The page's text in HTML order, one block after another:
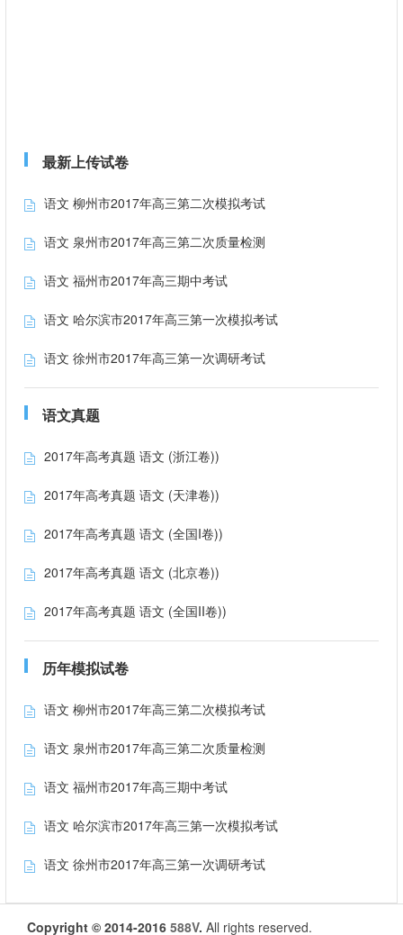
最新上传试卷
语文 柳州市2017年高三第二次模拟考试
语文 泉州市2017年高三第二次质量检测
语文 福州市2017年高三期中考试
语文 哈尔滨市2017年高三第一次模拟考试
语文 徐州市2017年高三第一次调研考试
语文真题
2017年高考真题 语文 (浙江卷))
2017年高考真题 语文 (天津卷))
2017年高考真题 语文 (全国I卷))
2017年高考真题 语文 (北京卷))
2017年高考真题 语文 (全国II卷))
历年模拟试卷
语文 柳州市2017年高三第二次模拟考试
语文 泉州市2017年高三第二次质量检测
语文 福州市2017年高三期中考试
语文 哈尔滨市2017年高三第一次模拟考试
语文 徐州市2017年高三第一次调研考试
Copyright © 2014-2016 588V. All rights reserved.